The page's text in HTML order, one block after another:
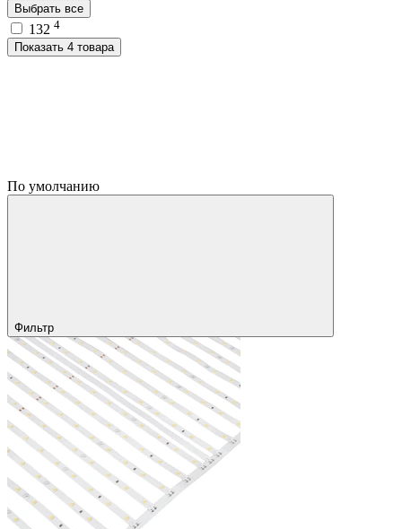
Выбрать все
132 4
Показать 4 товара
По умолчанию
Фильтр